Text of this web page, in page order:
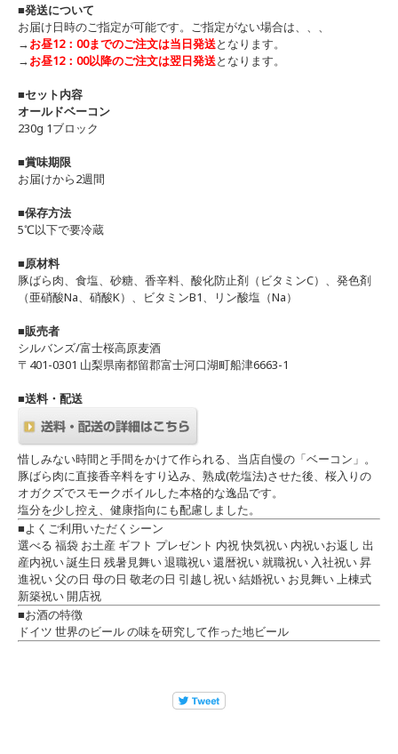
■発送について
お届け日時のご指定が可能です。ご指定がない場合は、、、
→お昼12：00までのご注文は当日発送となります。
→お昼12：00以降のご注文は翌日発送となります。
■セット内容
オールドベーコン
230g 1ブロック
■賞味期限
お届けから2週間
■保存方法
5℃以下で要冷蔵
■原材料
豚ばら肉、食塩、砂糖、香辛料、酸化防止剤（ビタミンC）、発色剤
（亜硝酸Na、硝酸K）、ビタミンB1、リン酸塩（Na）
■販売者
シルバンズ/富士桜高原麦酒
〒401-0301 山梨県南都留郡富士河口湖町船津6663-1
■送料・配送
惜しみない時間と手間をかけて作られる、当店自慢の「ベーコン」。
豚ばら肉に直接香辛料をすり込み、熟成(乾塩法)させた後、桜入りの
オガクズでスモークボイルした本格的な逸品です。
塩分を少し控え、健康指向にも配慮しました。
■よくご利用いただくシーン
選べる 福袋 お土産 ギフト プレゼント 内祝 快気祝い 内祝いお返し 出
産内祝い 誕生日 残暑見舞い 退職祝い 還暦祝い 就職祝い 入社祝い 昇
進祝い 父の日 母の日 敬老の日 引越し祝い 結婚祝い お見舞い 上棟式
新築祝い 開店祝
■お酒の特徴
ドイツ 世界のビール の味を研究して作った地ビール